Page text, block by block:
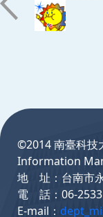
©2014 南臺科
Information
地 址：台南市
電 話：06-
E-mail：